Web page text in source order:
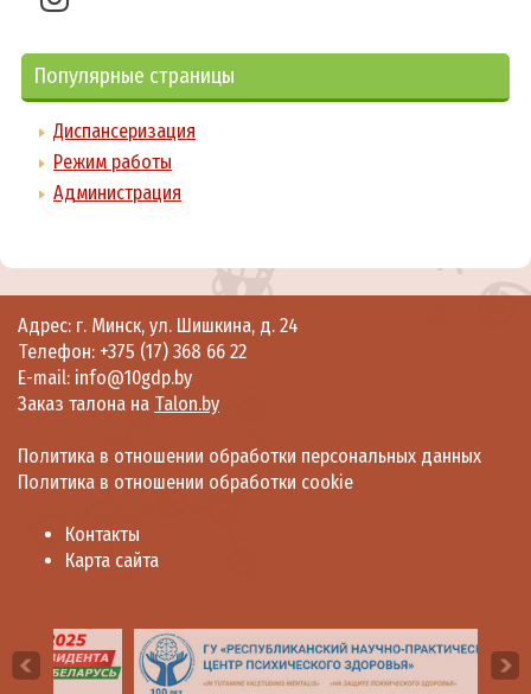
Популярные страницы
Диспансеризация
Режим работы
Администрация
Адрес: г. Минск, ул. Шишкина, д. 24
Телефон: +375 (17) 368 66 22
E-mail: info@10gdp.by
Заказ талона на Talon.by
Политика в отношении обработки персональных данных
Политика в отношении обработки cookie
Контакты
Карта сайта